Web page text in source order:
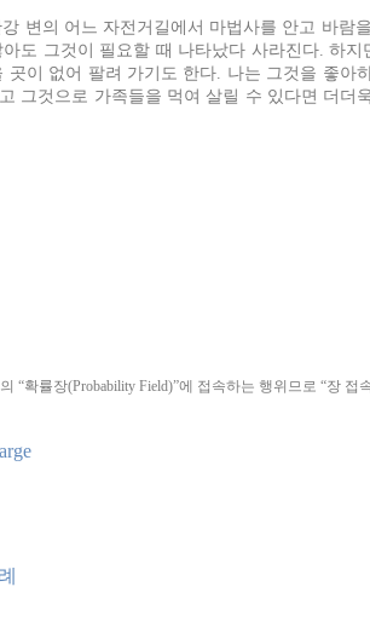
변의 어느 자전거길에서 마법사를 안고 바
도 그것이 필요할 때 나타났다 사라진다. 하
이 없어 팔려 가기도 한다. 나는 그것을 좋
그것으로 가족들을 먹여 살릴 수 있다면 더
“확률장(Probability Field)”에 접속하는 행위므로 “장